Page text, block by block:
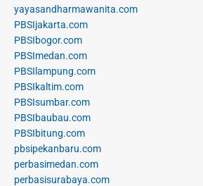
yayasandharmawanita.com
PBSIjakarta.com
PBSIbogor.com
PBSImedan.com
PBSIlampung.com
PBSIkaltim.com
PBSIsumbar.com
PBSIbaubau.com
PBSIbitung.com
pbsipekanbaru.com
perbasimedan.com
perbasisurabaya.com